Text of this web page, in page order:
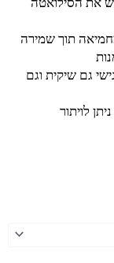
תוך שמירה
גם שיקית וגם
לויתור